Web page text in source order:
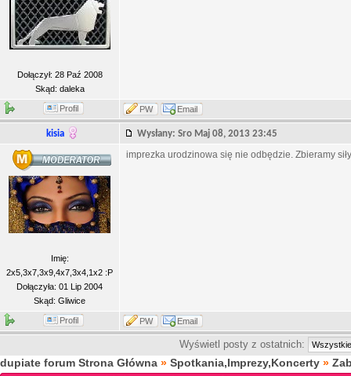
Dołączył: 28 Paź 2008
Skąd: daleka
Profil PW Email
kisia Wysłany: Sro Maj 08, 2013 23:45
Imię:
2x5,3x7,3x9,4x7,3x4,1x2 :P
Dołączyła: 01 Lip 2004
Skąd: Gliwice
imprezka urodzinowa się nie odbędzie. Zbieramy
Profil PW Email
Wyświetl posty z ostatnich:
dupiate forum Strona Główna » Spotkania,Imprezy,Koncerty »